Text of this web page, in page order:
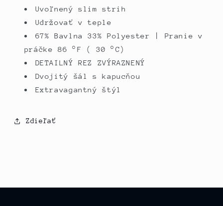
Uvoľnený slim strih
Udržovať v teple
67% Bavlna 33% Polyester | Pranie v
práčke 86 °F (30 °C)
DETAILNÝ REZ ZVÝRAZNENÝ
Dvojitý šál s kapucňou
Extravagantný štýl
Zdieľať